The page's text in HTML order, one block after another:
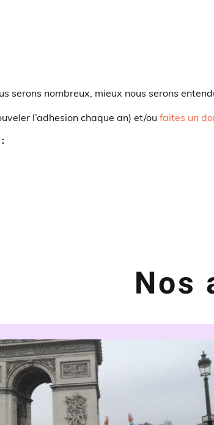
serons nombreux, mieux nous serons
l’adhesion chaque an) et/oufaites un
Nos